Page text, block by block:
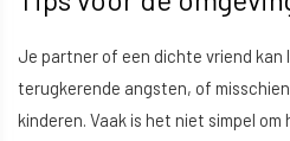
Je partner of een dichte vriend kan
terugkerende angsten, of
kinderen. Vaak is het niet simpel